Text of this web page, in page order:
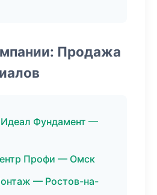
Продажа
Фундамент —
Профи — Омск
— Ростов-на-